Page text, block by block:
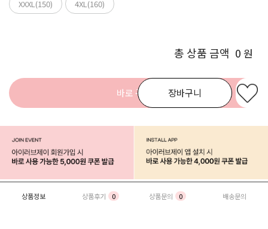
XXXL(150)
4XL(160)
총 상품 금액 0 원
장바구니
바로 구매
상품정보 상품후기 0 상품문의 0 배송문의